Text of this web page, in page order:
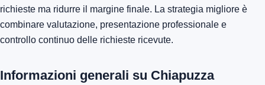
richieste ma ridurre il margine finale. La strategia migliore è
combinare valutazione, presentazione professionale e
controllo continuo delle richieste ricevute.
Informazioni generali su Chiapuzza